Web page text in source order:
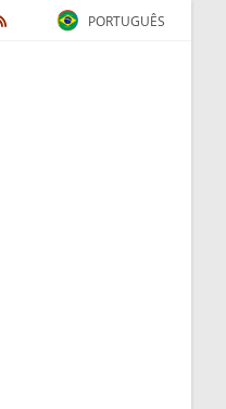
PORTUGUÊS